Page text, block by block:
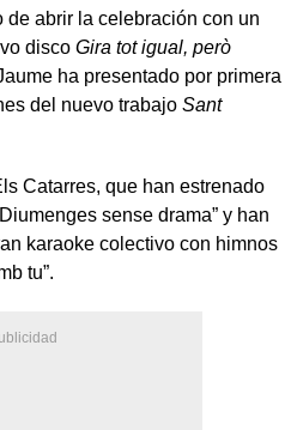
abrir la celebración con un
disco Gira tot igual, però
ha presentado por primera
del nuevo trabajo Sant
Catarres, que han estrenado
sense drama” y han
karaoke colectivo con himnos
tu”.